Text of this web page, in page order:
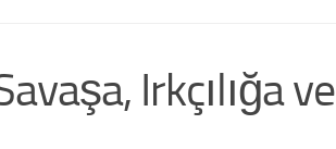
Irkçılığa ve